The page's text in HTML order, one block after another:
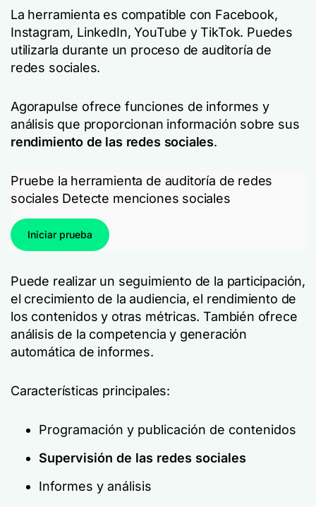
La herramienta es compatible con Facebook,
Instagram, LinkedIn, YouTube y TikTok. Puedes
utilizarla durante un proceso de auditoría de
redes sociales.
Agorapulse ofrece funciones de informes y
análisis que proporcionan información sobre sus
rendimiento de las redes sociales.
Pruebe la herramienta de auditoría de redes
sociales Detecte menciones sociales
Iniciar prueba
Puede realizar un seguimiento de la participación,
el crecimiento de la audiencia, el rendimiento de
los contenidos y otras métricas. También ofrece
análisis de la competencia y generación
automática de informes.
Características principales:
Programación y publicación de contenidos
Supervisión de las redes sociales
Informes y análisis